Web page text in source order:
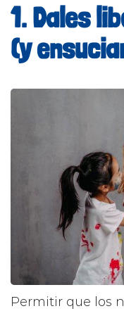
1. Dales
(y
Permitir que los